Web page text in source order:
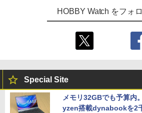
HOBBY Watch をフォ
Special Site
メモリ32GBでも予算内
yzen搭載dynabookを2